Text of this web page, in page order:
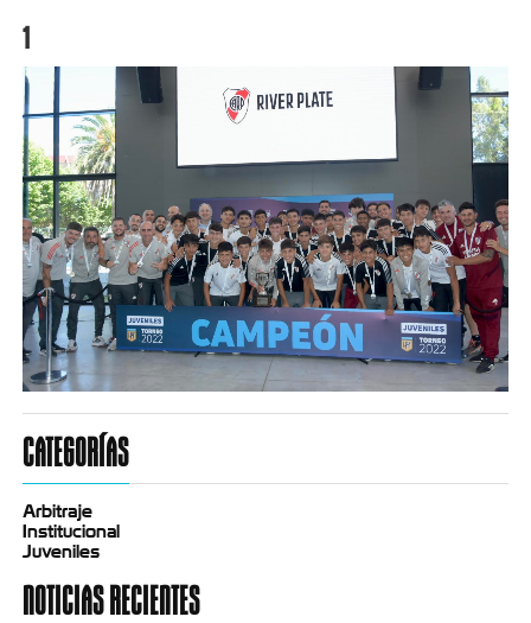
1
CATEGORÍAS
Arbitraje
Institucional
Juveniles
NOTICIAS RECIENTES